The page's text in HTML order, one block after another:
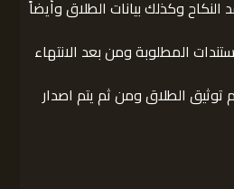
النكاح وكذلك بيانات الطلاق وأيضاً
المطلوبة ومن بعد الانتهاء
الطلاق ومن ثم يتم اصدار